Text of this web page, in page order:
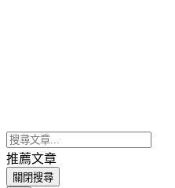
推薦文章
關閉搜尋